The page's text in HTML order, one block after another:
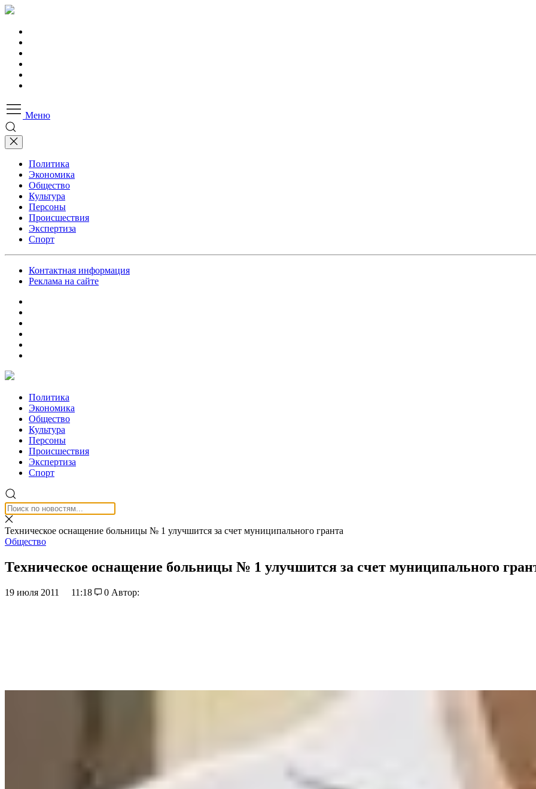
Меню
Политика
Экономика
Общество
Культура
Персоны
Происшествия
Экспертиза
Спорт
Контактная информация
Реклама на сайте
Политика
Экономика
Общество
Культура
Персоны
Происшествия
Экспертиза
Спорт
Техническое оснащение больницы № 1 улучшится за счет муниципального гранта
Общество
Техническое оснащение больницы № 1 улучшится за счет муниципального
19 июля 2011 11:18 0 Автор: